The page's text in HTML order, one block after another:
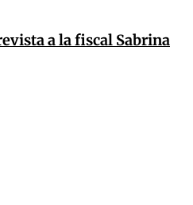
a la fiscal Sabrina